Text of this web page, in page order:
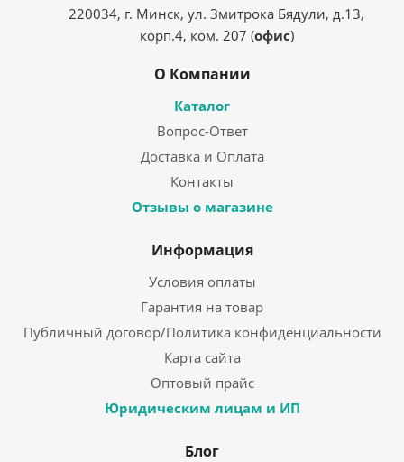
220034, г. Минск, ул. Змитрока Бядули, д.13,
корп.4, ком. 207 (офис)
О Компании
Каталог
Вопрос-Ответ
Доставка и Оплата
Контакты
Отзывы о магазине
Информация
Условия оплаты
Гарантия на товар
Публичный договор/Политика конфиденциальности
Карта сайта
Оптовый прайс
Юридическим лицам и ИП
Блог